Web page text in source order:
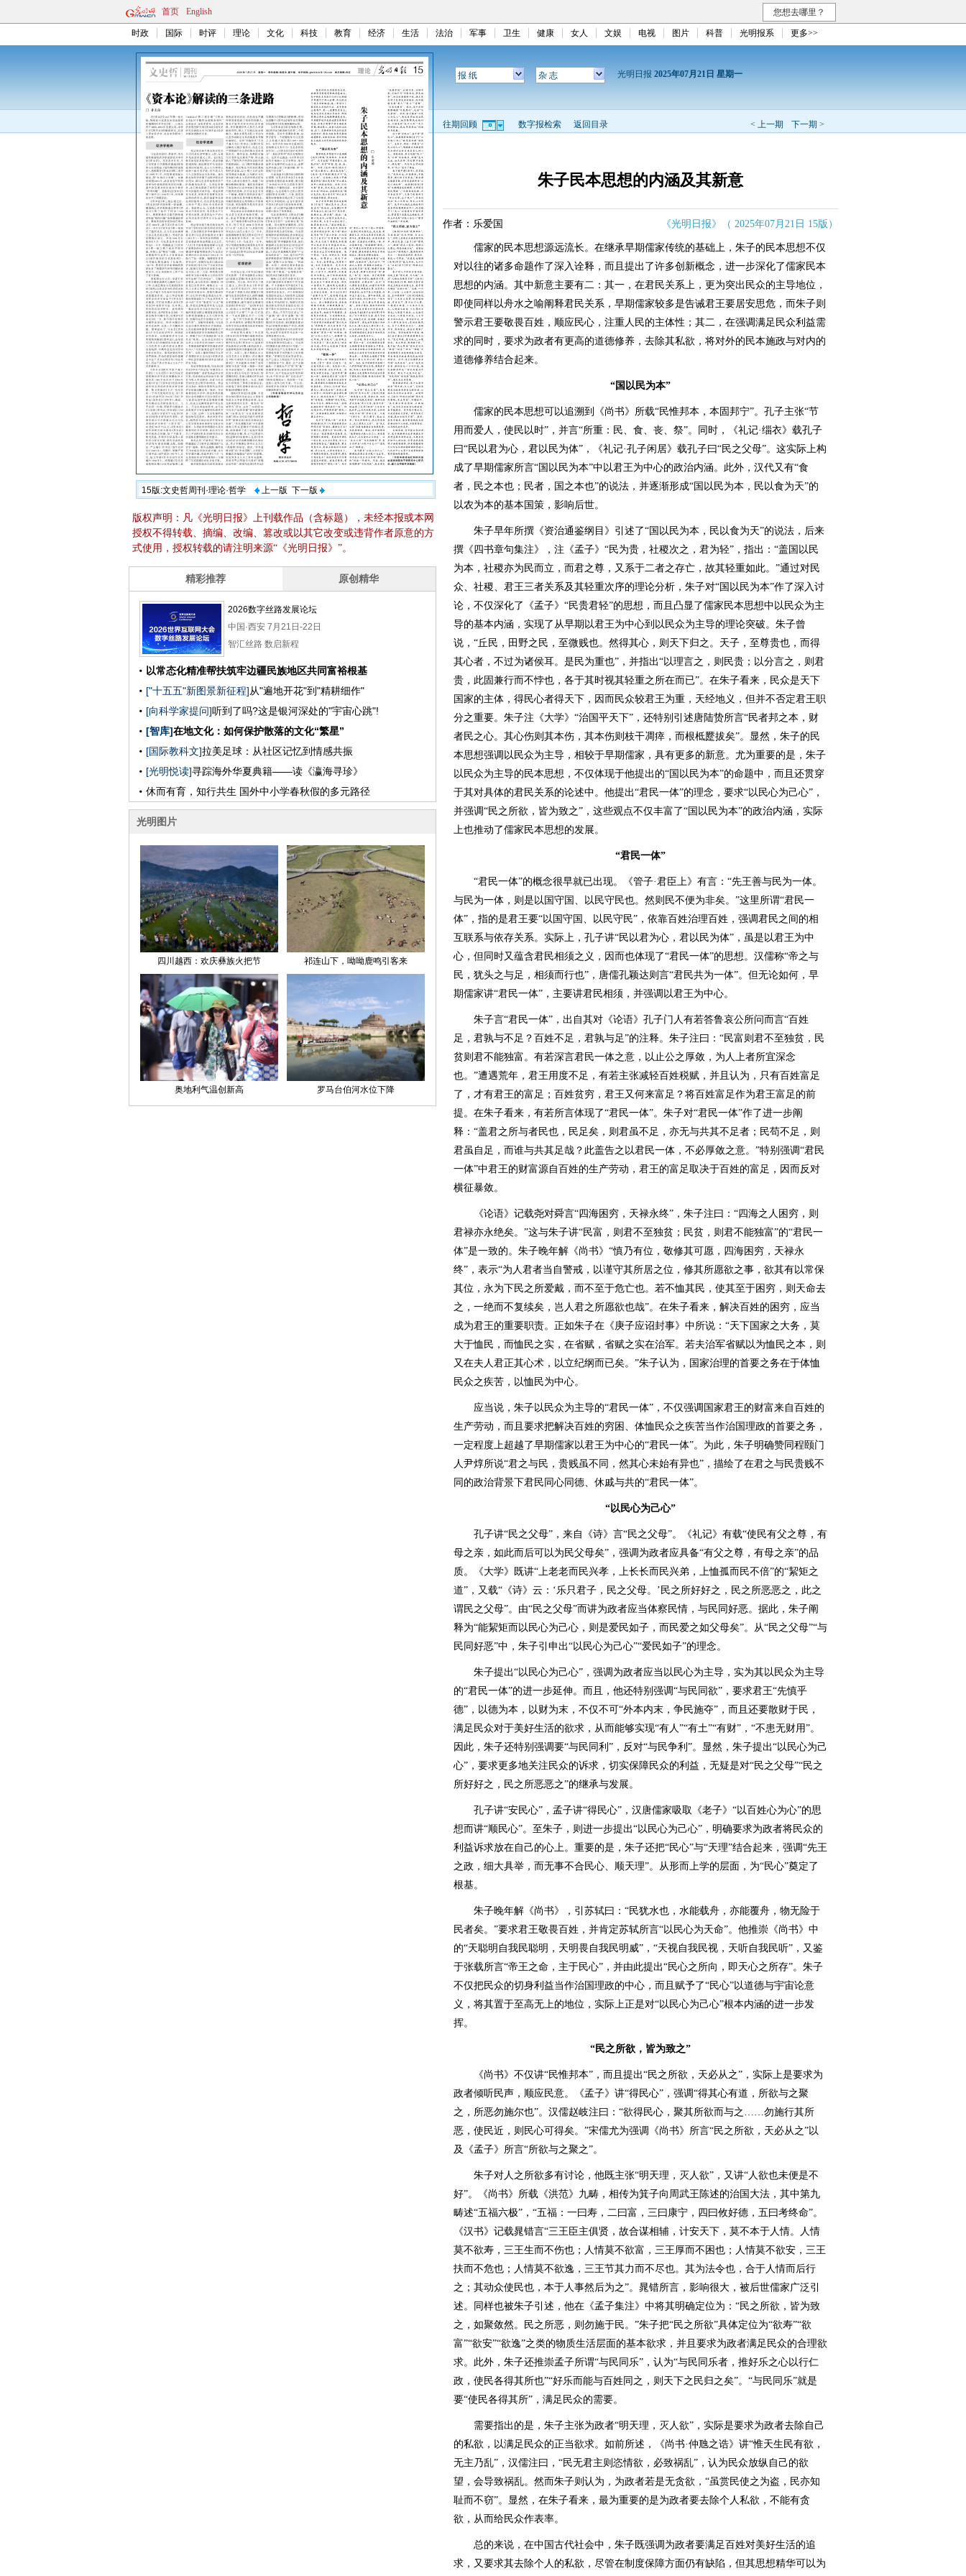
首页 English 您想去哪里？
时政 国际 时评 理论 文化 科技 教育 经济 生活 法治 军事 卫生 健康 女人 文娱 电视 图片 科普 光明报系 更多>>
15版:文史哲周刊·理论·哲学 上一版 下一版
版权声明：凡《光明日报》上刊载作品（含标题），未经本报或本网
授权不得转载、摘编、改编、篡改或以其它改变或违背作者原意的方
式使用，授权转载的请注明来源“《光明日报》”。
报 纸 杂 志 光明日报 2025年07月21日 星期一
< 上一期 下一期 >
往期回顾 数字报检索 返回目录
朱子民本思想的内涵及其新意
作者：乐爱国 《光明日报》（ 2025年07月21日 15版）
儒家的民本思想源远流长。在继承早期儒家传统的基础上，朱子的民本思想不仅
对以往的诸多命题作了深入诠释，而且提出了许多创新概念，进一步深化了儒家民本
思想的内涵。其中新意主要有二：其一，在君民关系上，更为突出民众的主导地位，
即使同样以舟水之喻阐释君民关系，早期儒家较多是告诫君王要居安思危，而朱子则
警示君王要敬畏百姓，顺应民心，注重人民的主体性；其二，在强调满足民众利益需
求的同时，要求为政者有更高的道德修养，去除其私欲，将对外的民本施政与对内的
道德修养结合起来。
“国以民为本”
儒家的民本思想可以追溯到《尚书》所载“民惟邦本，本固邦宁”。孔子主张“节
用而爱人，使民以时”，并言“所重：民、食、丧、祭”。同时，《礼记·缁衣》载孔子
曰“民以君为心，君以民为体”，《礼记·孔子闲居》载孔子曰“民之父母”。这实际上构
成了早期儒家所言“国以民为本”中以君王为中心的政治内涵。此外，汉代又有“食
者，民之本也；民者，国之本也”的说法，并逐渐形成“国以民为本，民以食为天”的
以农为本的基本国策，影响后世。
朱子早年所撰《资治通鉴纲目》引述了“国以民为本，民以食为天”的说法，后来
撰《四书章句集注》，注《孟子》“民为贵，社稷次之，君为轻”，指出：“盖国以民
为本，社稷亦为民而立，而君之尊，又系于二者之存亡，故其轻重如此。”通过对民
众、社稷、君王三者关系及其轻重次序的理论分析，朱子对“国以民为本”作了深入讨
论，不仅深化了《孟子》“民贵君轻”的思想，而且凸显了儒家民本思想中以民众为主
导的基本内涵，实现了从早期以君王为中心到以民众为主导的理论突破。朱子曾
说，“丘民，田野之民，至微贱也。然得其心，则天下归之。天子，至尊贵也，而得
其心者，不过为诸侯耳。是民为重也”，并指出“以理言之，则民贵；以分言之，则君
贵，此固兼行而不悖也，各于其时视其轻重之所在而已”。在朱子看来，民众是天下
国家的主体，得民心者得天下，因而民众较君王为重，天经地义，但并不否定君王职
分之重要。朱子注《大学》“治国平天下”，还特别引述唐陆贽所言“民者邦之本，财
者民之心。其心伤则其本伤，其本伤则枝干凋瘁，而根柢蹷拔矣”。显然，朱子的民
本思想强调以民众为主导，相较于早期儒家，具有更多的新意。尤为重要的是，朱子
以民众为主导的民本思想，不仅体现于他提出的“国以民为本”的命题中，而且还贯穿
于其对具体的君民关系的论述中。他提出“君民一体”的理念，要求“以民心为己心”，
并强调“民之所欲，皆为致之”，这些观点不仅丰富了“国以民为本”的政治内涵，实际
上也推动了儒家民本思想的发展。
“君民一体”
“君民一体”的概念很早就已出现。《管子·君臣上》有言：“先王善与民为一体。
与民为一体，则是以国守国、以民守民也。然则民不便为非矣。”这里所谓“君民一
体”，指的是君王要“以国守国、以民守民”，依靠百姓治理百姓，强调君民之间的相
互联系与依存关系。实际上，孔子讲“民以君为心，君以民为体”，虽是以君王为中
心，但同时又蕴含君民相须之义，因而也体现了“君民一体”的思想。汉儒称“帝之与
民，犹头之与足，相须而行也”，唐儒孔颖达则言“君民共为一体”。但无论如何，早
期儒家讲“君民一体”，主要讲君民相须，并强调以君王为中心。
朱子言“君民一体”，出自其对《论语》孔子门人有若答鲁哀公所问而言“百姓
足，君孰与不足？百姓不足，君孰与足”的注释。朱子注曰：“民富则君不至独贫，民
贫则君不能独富。有若深言君民一体之意，以止公之厚敛，为人上者所宜深念
也。”遭遇荒年，君王用度不足，有若主张减轻百姓税赋，并且认为，只有百姓富足
了，才有君王的富足；百姓贫穷，君王又何来富足？将百姓富足作为君王富足的前
提。在朱子看来，有若所言体现了“君民一体”。朱子对“君民一体”作了进一步阐
释：“盖君之所与者民也，民足矣，则君虽不足，亦无与共其不足者；民苟不足，则
君虽自足，而谁与共其足哉？此盖告之以君民一体，不必厚敛之意。”特别强调“君民
一体”中君王的财富源自百姓的生产劳动，君王的富足取决于百姓的富足，因而反对
横征暴敛。
《论语》记载尧对舜言“四海困穷，天禄永终”，朱子注曰：“四海之人困穷，则
君禄亦永绝矣。”这与朱子讲“民富，则君不至独贫；民贫，则君不能独富”的“君民一
体”是一致的。朱子晚年解《尚书》“慎乃有位，敬修其可愿，四海困穷，天禄永
终”，表示“为人君者当自警戒，以谨守其所居之位，修其所愿欲之事，欲其有以常保
其位，永为下民之所爱戴，而不至于危亡也。若不恤其民，使其至于困穷，则天命去
之，一绝而不复续矣，岂人君之所愿欲也哉”。在朱子看来，解决百姓的困穷，应当
成为君王的重要职责。正如朱子在《庚子应诏封事》中所说：“天下国家之大务，莫
大于恤民，而恤民之实，在省赋，省赋之实在治军。若夫治军省赋以为恤民之本，则
又在夫人君正其心术，以立纪纲而已矣。”朱子认为，国家治理的首要之务在于体恤
民众之疾苦，以恤民为中心。
应当说，朱子以民众为主导的“君民一体”，不仅强调国家君王的财富来自百姓的
生产劳动，而且要求把解决百姓的穷困、体恤民众之疾苦当作治国理政的首要之务，
一定程度上超越了早期儒家以君王为中心的“君民一体”。为此，朱子明确赞同程颐门
人尹焞所说“君之与民，贵贱虽不同，然其心未始有异也”，描绘了在君之与民贵贱不
同的政治背景下君民同心同德、休戚与共的“君民一体”。
“以民心为己心”
孔子讲“民之父母”，来自《诗》言“民之父母”。《礼记》有载“使民有父之尊，有
母之亲，如此而后可以为民父母矣”，强调为政者应具备“有父之尊，有母之亲”的品
质。《大学》既讲“上老老而民兴孝，上长长而民兴弟，上恤孤而民不倍”的“絜矩之
道”，又载“《诗》云：‘乐只君子，民之父母。’民之所好好之，民之所恶恶之，此之
谓民之父母”。由“民之父母”而讲为政者应当体察民情，与民同好恶。据此，朱子阐
释为“能絜矩而以民心为己心，则是爱民如子，而民爱之如父母矣”。从“民之父母”“与
民同好恶”中，朱子引申出“以民心为己心”“爱民如子”的理念。
朱子提出“以民心为己心”，强调为政者应当以民心为主导，实为其以民众为主导
的“君民一体”的进一步延伸。而且，他还特别强调“与民同欲”，要求君王“先慎乎
德”，以德为本，以财为末，不仅不可“外本内末，争民施夺”，而且还要散财于民，
满足民众对于美好生活的欲求，从而能够实现“有人”“有土”“有财”，“不患无财用”。
因此，朱子还特别强调要“与民同利”，反对“与民争利”。显然，朱子提出“以民心为己
心”，要求更多地关注民众的诉求，切实保障民众的利益，无疑是对“民之父母”“民之
所好好之，民之所恶恶之”的继承与发展。
孔子讲“安民心”，孟子讲“得民心”，汉唐儒家吸取《老子》“以百姓心为心”的思
想而讲“顺民心”。至朱子，则进一步提出“以民心为己心”，明确要求为政者将民众的
利益诉求放在自己的心上。重要的是，朱子还把“民心”与“天理”结合起来，强调“先王
之政，细大具举，而无事不合民心、顺天理”。从形而上学的层面，为“民心”奠定了
根基。
朱子晚年解《尚书》，引苏轼曰：“民犹水也，水能载舟，亦能覆舟，物无险于
民者矣。”要求君王敬畏百姓，并肯定苏轼所言“以民心为天命”。他推崇《尚书》中
的“天聪明自我民聪明，天明畏自我民明威”，“天视自我民视，天听自我民听”，又鉴
于张载所言“帝王之命，主于民心”，并由此提出“民心之所向，即天心之所存”。朱子
不仅把民众的切身利益当作治国理政的中心，而且赋予了“民心”以道德与宇宙论意
义，将其置于至高无上的地位，实际上正是对“以民心为己心”根本内涵的进一步发
挥。
“民之所欲，皆为致之”
《尚书》不仅讲“民惟邦本”，而且提出“民之所欲，天必从之”，实际上是要求为
政者倾听民声，顺应民意。《孟子》讲“得民心”，强调“得其心有道，所欲与之聚
之，所恶勿施尔也”。汉儒赵岐注曰：“欲得民心，聚其所欲而与之……勿施行其所
恶，使民近，则民心可得矣。”宋儒尤为强调《尚书》所言“民之所欲，天必从之”以
及《孟子》所言“所欲与之聚之”。
朱子对人之所欲多有讨论，他既主张“明天理，灭人欲”，又讲“人欲也未便是不
好”。《尚书》所载《洪范》九畴，相传为箕子向周武王陈述的治国大法，其中第九
畴述“五福六极”，“五福：一曰寿，二曰富，三曰康宁，四曰攸好德，五曰考终命”。
《汉书》记载晁错言“三王臣主俱贤，故合谋相辅，计安天下，莫不本于人情。人情
莫不欲寿，三王生而不伤也；人情莫不欲富，三王厚而不困也；人情莫不欲安，三王
扶而不危也；人情莫不欲逸，三王节其力而不尽也。其为法令也，合于人情而后行
之；其动众使民也，本于人事然后为之”。晁错所言，影响很大，被后世儒家广泛引
述。同样也被朱子引述，他在《孟子集注》中将其明确定位为：“民之所欲，皆为致
之，如聚敛然。民之所恶，则勿施于民。”朱子把“民之所欲”具体定位为“欲寿”“欲
富”“欲安”“欲逸”之类的物质生活层面的基本欲求，并且要求为政者满足民众的合理欲
求。此外，朱子还推崇孟子所谓“与民同乐”，认为“与民同乐者，推好乐之心以行仁
政，使民各得其所也”“好乐而能与百姓同之，则天下之民归之矣”。“与民同乐”就是
要“使民各得其所”，满足民众的需要。
需要指出的是，朱子主张为政者“明天理，灭人欲”，实际是要求为政者去除自己
的私欲，以满足民众的正当欲求。如前所述，《尚书·仲虺之诰》讲“惟天生民有欲，
无主乃乱”，汉儒注曰，“民无君主则恣情欲，必致祸乱”，认为民众放纵自己的欲
望，会导致祸乱。然而朱子则认为，为政者若是无贪欲，“虽赏民使之为盗，民亦知
耻而不窃”。显然，在朱子看来，最为重要的是为政者要去除个人私欲，不能有贪
欲，从而给民众作表率。
总的来说，在中国古代社会中，朱子既强调为政者要满足百姓对美好生活的追
求，又要求其去除个人的私欲，尽管在制度保障方面仍有缺陷，但其思想精华可以为